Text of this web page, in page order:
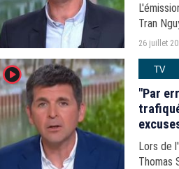
Tran
part
26 juillet
player2 TV
"Par
dans
Lors de
Thomas